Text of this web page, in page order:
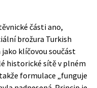
části ano,
brožura Turkish
klíčovou součást
historické sítě v plném
formulace „funguje